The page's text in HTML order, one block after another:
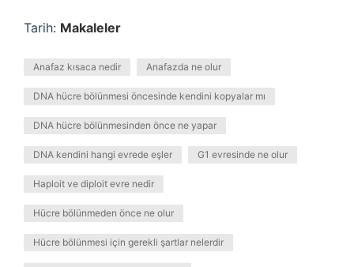
Tarih: Makaleler
Anafaz kısaca nedir Anafazda ne olur
DNA hücre bölünmesi öncesinde kendini kopyalar mı
DNA hücre bölünmesinden önce ne yapar
DNA kendini hangi evrede eşler G1 evresinde ne olur
Haploit ve diploit evre nedir
Hücre bölünmeden önce ne olur
Hücre bölünmesi için gerekli şartlar nelerdir